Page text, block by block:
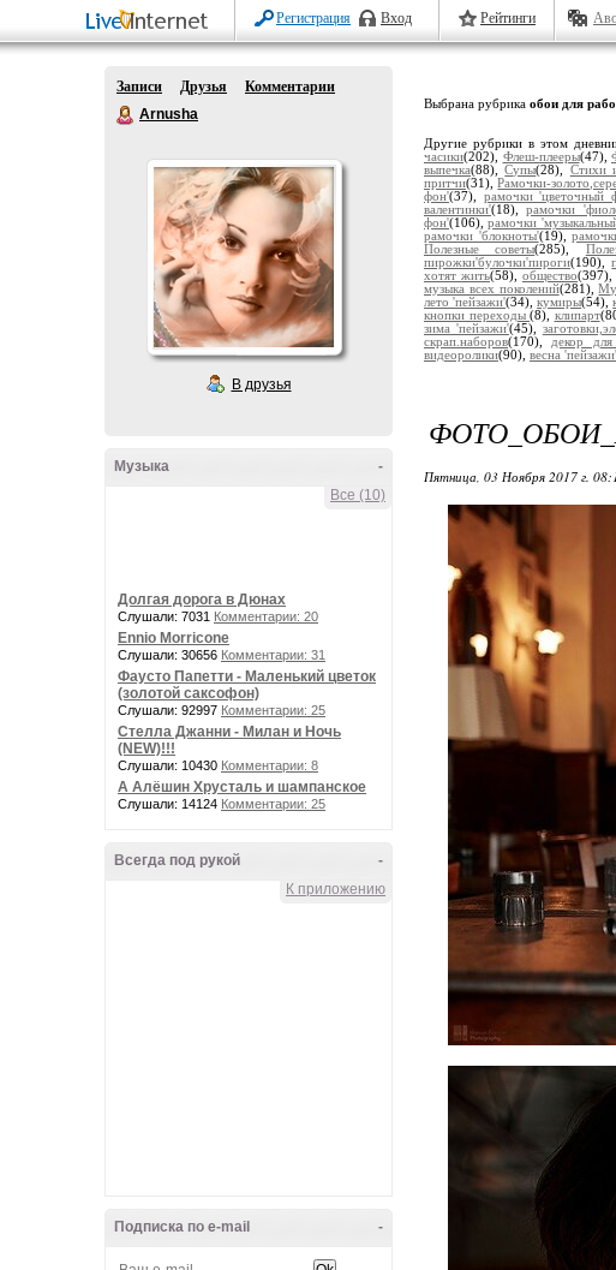
Регистрация Вход Рейтинги
Записи Друзья
Комментарии
Arnusha
В друзья
-
Музыка
Все (10)
Долгая дорога в Дюнах
Слушали: 7031 Комментарии: 20
Ennio Morricone
Слушали: 30656 Комментарии: 31
Фаусто Папетти - Маленький цветок
(золотой саксофон)
Слушали: 92997 Комментарии: 25
Стелла Джанни - Милан и Ночь
(NEW)!!!
Слушали: 10430 Комментарии: 8
А Алёшин Хрусталь и шампанское
Слушали: 14124 Комментарии: 25
-
Всегда под рукой
К приложению
-
Подписка по e-mail
Выбрана рубрика обои для
Другие рубрики в этом
часики(202), Флеш-плееры(47),
выпечка(88),Супы(28), Стихи
притчи(31),Рамочки-
фон'(37), рамочки 'цветочный
валентинки'(18),рамочки
фон'(106),рамочки
рамочки 'блокноты'(19),
Полезные советы(285),
пирожки'булочки'пироги(190),
хотят жить(58), общество(397),
музыка всех поколений(281),
лето 'пейзажи'(34),кумиры(54),
кнопки переходы (8), клипарт
зима 'пейзажи'(45),
скрап.наборов(170), декор для
видеоролики(90), весна 'пейзажи'
Пятница, 03 Ноября 2017 г.